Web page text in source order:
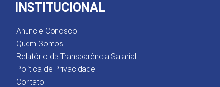
INSTITUCIONAL
Anuncie Conosco
Quem Somos
Relatório de Transparência Salarial
Política de Privacidade
Contato